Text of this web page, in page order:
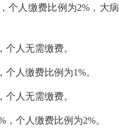
个人缴费比例为2%，大病
个人无需缴费。
人缴费比例为1%。
人无需缴费。
个人缴费比例为2%。